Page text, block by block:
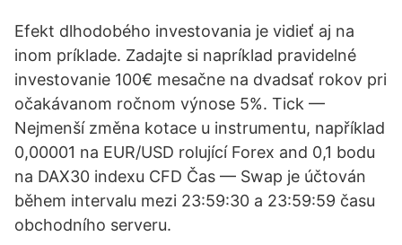
Efekt dlhodobého investovania je vidieť aj na
inom príklade. Zadajte si napríklad pravidelné
investovanie 100€ mesačne na dvadsať rokov pri
očakávanom ročnom výnose 5%. Tick —
Nejmenší změna kotace u instrumentu, například
0,00001 na EUR/USD rolující Forex and 0,1 bodu
na DAX30 indexu CFD Čas — Swap je účtován
během intervalu mezi 23:59:30 a 23:59:59 času
obchodního serveru.